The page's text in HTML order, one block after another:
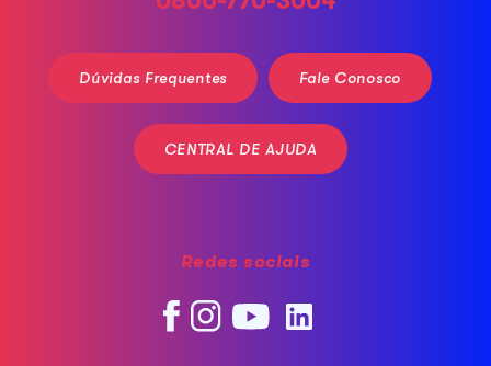
Dúvidas Frequentes Fale Conosco
CENTRAL DE AJUDA
Redes sociais